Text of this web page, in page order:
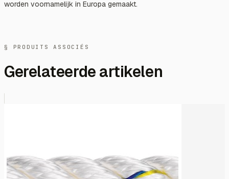
worden voornamelijk in Europa gemaakt.
§ PRODUITS ASSOCIÉS
Gerelateerde artikelen